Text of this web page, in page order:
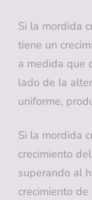
Si la mordida
tiene un
a medida que
lado de la
uniforme,
Si la mordida
crecimiento
superando al
crecimiento